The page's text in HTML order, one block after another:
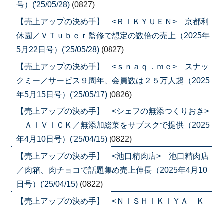
号）('25/05/28) (0827)
【売上アップの決め手】 <ＲＩＫＹＵＥＮ> 京都利
休園／ＶＴｕｂｅｒ監修で想定の数倍の売上（2025年
5月22日号）('25/05/28) (0827)
【売上アップの決め手】 <ｓｎａｑ．ｍｅ> スナッ
クミー／サービス９周年、会員数は２５万人超（2025
年5月15日号）('25/05/17) (0826)
【売上アップの決め手】 <シェフの無添つくりおき>
ＡＩＶＩＣＫ／無添加総菜をサブスクで提供（2025
年4月10日号）('25/04/15) (0822)
【売上アップの決め手】 <池口精肉店> 池口精肉店
／肉箱、肉チョコで話題集め売上伸長（2025年4月10
日号）('25/04/15) (0822)
【売上アップの決め手】 <ＮＩＳＨＩＫＩＹＡ Ｋ